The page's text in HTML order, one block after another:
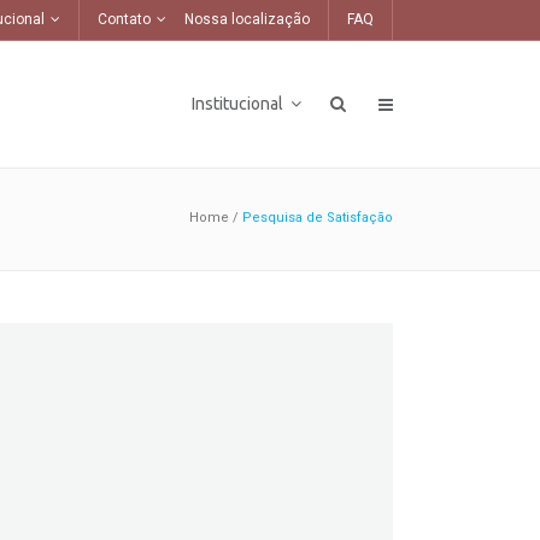
Contato Nossa localização FAQ
Institucional
Home / Pesquisa de Satisfação